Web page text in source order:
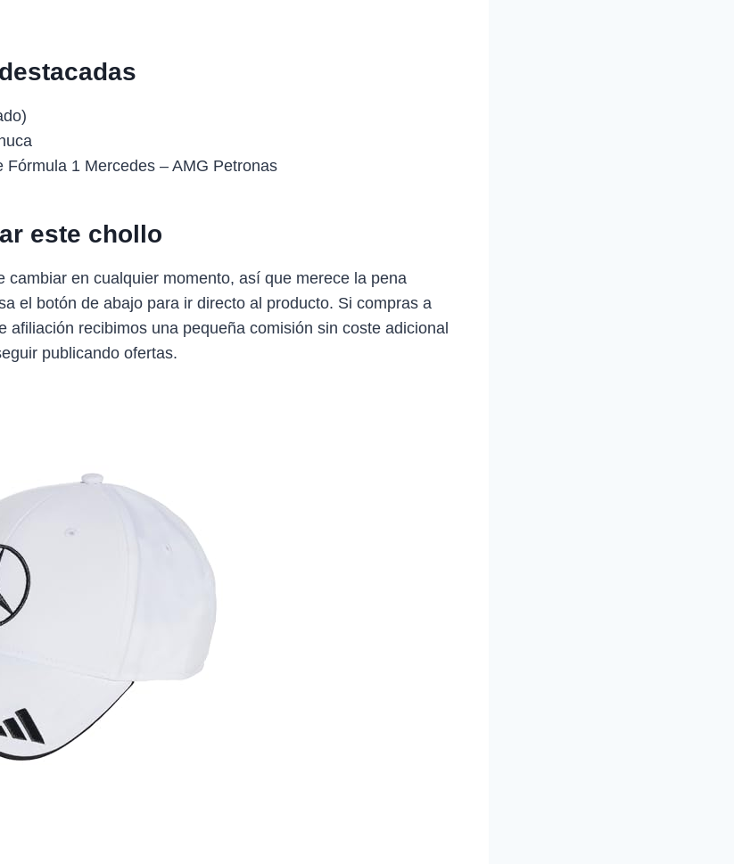
Fórmula 1 Mercedes – AMG Petronas
este chollo
cambiar en cualquier momento, así que merece la pena
el botón de abajo para ir directo al producto. Si compras a
afiliación recibimos una pequeña comisión sin coste adicional
publicando ofertas.